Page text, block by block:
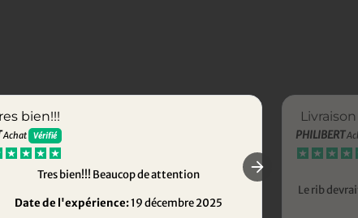
bien!!!
Achat Vérifié
Tres bien!!! Beaucop de attention
Date de l'expérience:19 décembre 2025
PHILIBERT
Le rib